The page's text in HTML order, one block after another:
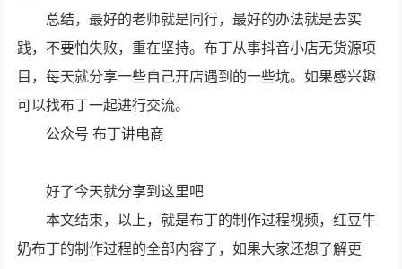
总结，最好的老师就是同行，最好的办法就是去实
践，不要怕失败，重在坚持。布丁从事抖音小店无货源项
目，每天就分享一些自己开店遇到的一些坑。如果感兴趣
可以找布丁一起进行交流。
公众号 布丁讲电商
好了今天就分享到这里吧
本文结束，以上，就是布丁的制作过程视频，红豆牛
奶布丁的制作过程的全部内容了，如果大家还想了解更